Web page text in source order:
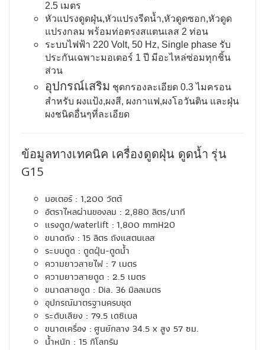
2.5 เมตร
หัวแปรงดูดฝุ่น,หัวแปรงรีดน้ำ,หัวดูดซอก,หัวดูด
แปรงกลม พร้อมท่อตรงสแตนเลส 2 ท่อน
ระบบไฟฟ้า 220 Volt, 50 Hz, Single phase รับ
ประกันเฉพาะมอเตอร์ 1 ปี มีอะไหล่ซ่อมทุกชิ้น
ส่วน
อุปกรณ์เสริม ชุดกรองละเอียด 0.3 ไมครอน
สำหรับ ผงแป้ง,ผงสี, ผงกาแฟ,ผงโอวันติน และฝุ่น
ผงชนิดอื่นๆที่ละเอียด
ข้อมูลทางเทคนิค เครื่องดูดฝุ่น ดูดน้ำ รุ่น
G15
มอเตอร์ : 1,200 วัตต์
อัตราไหลผ่านของลม : 2,880 ลิตร/นาที
แรงดูด/waterlift : 1,800 mmH2O
ขนาดถัง : 15 ลิตร ถังแสตนเลส
ระบบดูด : ดูดฝุ่น-ดูดน้ำ
ความยาวสายไฟ : 7 เมตร
ความยาวสายดูด : 2.5 เมตร
ขนาดสายดูด : Dia. 36 มิลลเมตร
อุปกรณ์มาตรฐานครบชุด
ระดับเสียง : 79.5 เดซิเบล
ขนาดเครื่อง : ศูนย์กลาง 34.5 x สูง 57 ซม.
น้ำหนัก : 15 กิโลกรัม